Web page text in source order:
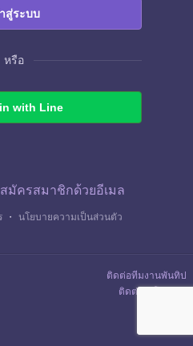
สู่ระบบ
หรือ
with Line
สมัครสมาชิกด้วยอีเมล
・ นโยบายความเป็นส่วนตัว
ติดต่อทีมงานพันทิป
ติดต่อลงโฆษณา